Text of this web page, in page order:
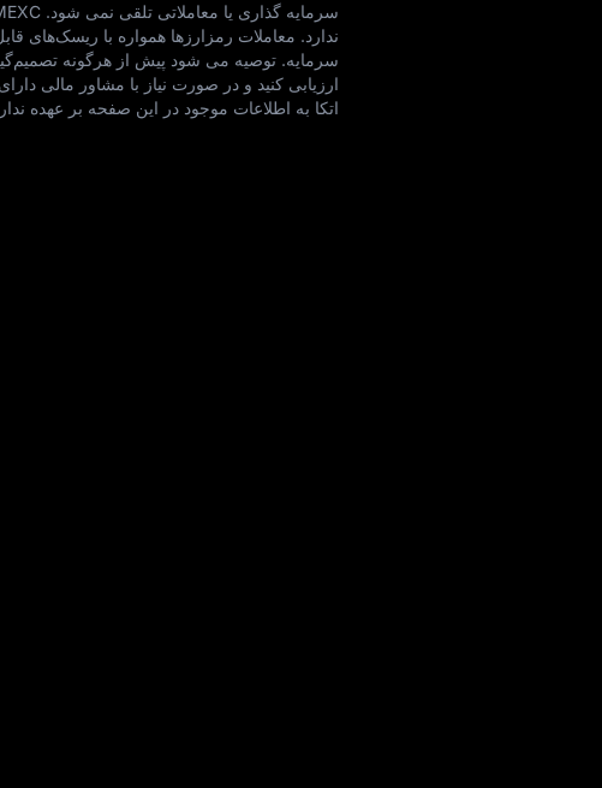
ندارد. معاملات رمزارزها همواره با ریسک‌های
سرمایه. توصیه می‌ شود پیش از هرگونه
اتکا به اطلاعات موجود در این صفحه بر عهده